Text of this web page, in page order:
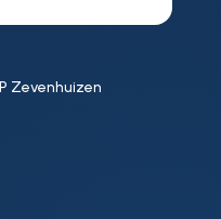
Zevenhuizen